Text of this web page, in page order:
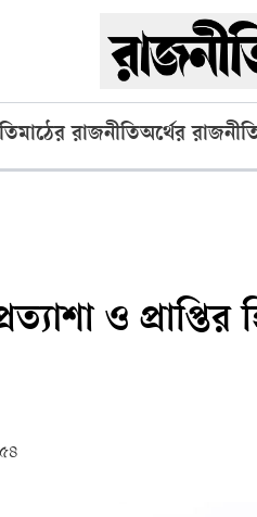
মাঠের রাজনীতিঅর্থের
ও প্রাপ্তির